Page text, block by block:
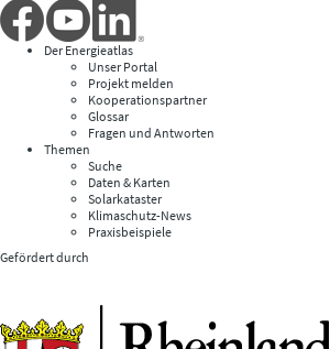
Der Energieatlas
Unser Portal
Projekt melden
Kooperationspartner
Glossar
Fragen und Antworten
Themen
Suche
Daten & Karten
Solarkataster
Klimaschutz-News
Praxisbeispiele
Gefördert durch